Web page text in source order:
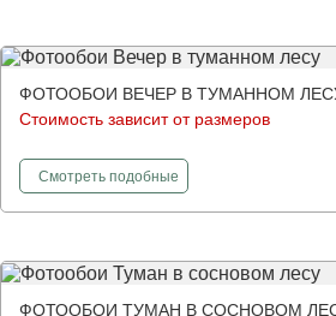
ФОТООБОИ ВЕЧЕР В ТУМАННОМ
Стоимость зависит от размеров
Смотретьфотообои
подобные
ФОТООБОИ ТУМАН В СОСНОВОМ